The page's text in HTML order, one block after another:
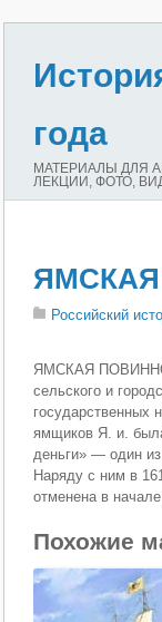
года
МАТЕРИАЛЫ ДЛЯ
ЛЕКЦИИ, ФОТО,
Российский
ЯМСКАЯ
сельского и
государственных
ямщиков Я. и.
деньги» — один
Наряду с ним в
отменена в
Похожие